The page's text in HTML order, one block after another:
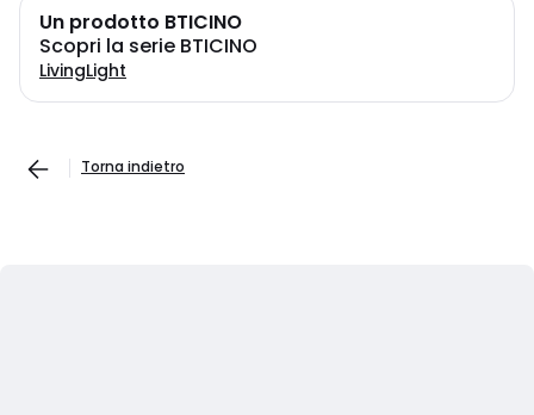
Un prodotto BTICINO
Scopri la serie BTICINO
LivingLight
Torna indietro